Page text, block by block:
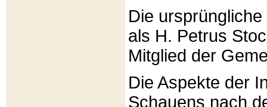
Die
als H. Petrus
Mitglied der
Die Aspekte der
Schauens nach